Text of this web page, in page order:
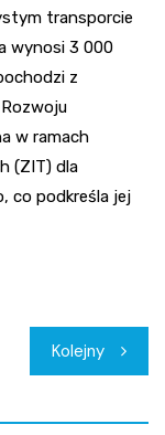
transporcie
wynosi 3 000
z
w ramach
(ZIT) dla
co podkreśla jej
Kolejny